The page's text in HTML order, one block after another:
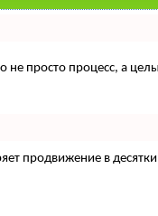
не просто процесс, а
продвижение в